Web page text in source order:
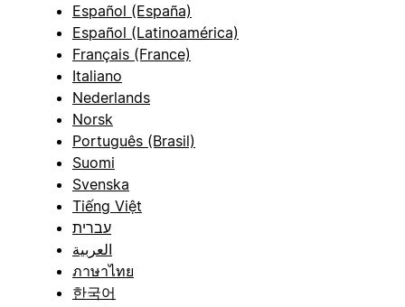
Español (España)
Español (Latinoamérica)
Français (France)
Italiano
Nederlands
Norsk
Português (Brasil)
Suomi
Svenska
Tiếng Việt
עברית
العربية
ภาษาไทย
한국어